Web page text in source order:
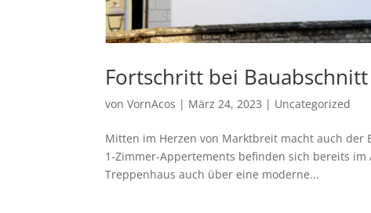
Fortschritt bei
vonVornAcos | März 24, 2023 | Uncategorized
Mitten im Herzen von Marktbreit macht auch der
1-Zimmer-Appertements befinden sich bereits
Treppenhaus auch über eine moderne...